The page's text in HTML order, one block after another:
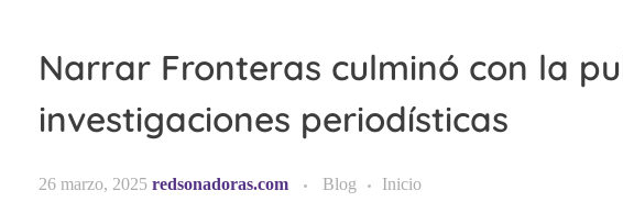
Narrar Fronteras culminó con la
investigaciones periodísticas
26 marzo, 2025 redsonadoras.com Blog Inicio